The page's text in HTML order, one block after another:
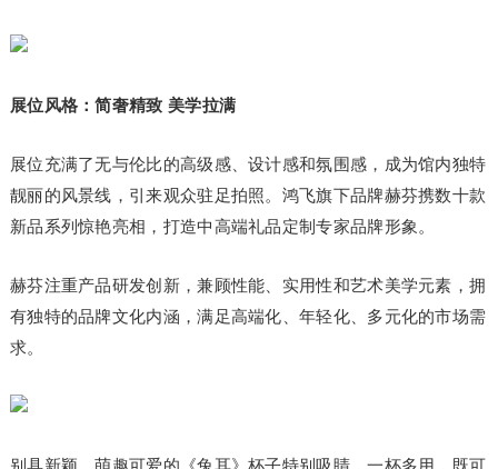
展位风格：简奢精致 美学拉满
展位充满了无与伦比的高级感、设计感和氛围感，成为馆内独特
靓丽的风景线，引来观众驻足拍照。鸿飞旗下品牌赫芬携数十款
新品系列惊艳亮相，打造中高端礼品定制专家品牌形象。
赫芬注重产品研发创新，兼顾性能、实用性和艺术美学元素，拥
有独特的品牌文化内涵，满足高端化、年轻化、多元化的市场需
求。
别具新颖、萌趣可爱的《兔耳》杯子特别吸睛，一杯多用，既可